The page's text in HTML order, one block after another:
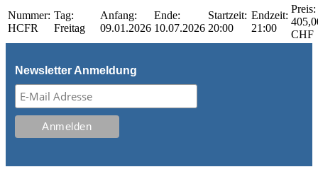
Nummer:
HCFR
Tag:
Freitag
Anfang:
09.01.2026
Ende:
10.07.2026
Startzeit:
20:00
Endzeit:
21:00
Preis:
CHF
Newsletter Anmeldung